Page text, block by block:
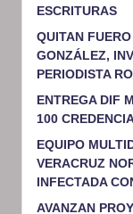
ESCRITURAS
QUITAN
GONZÁLEZ,
PERIODISTA
ENTREGA DIF
100
EQUIPO
VERACRUZ
INFECTADA
AVANZAN